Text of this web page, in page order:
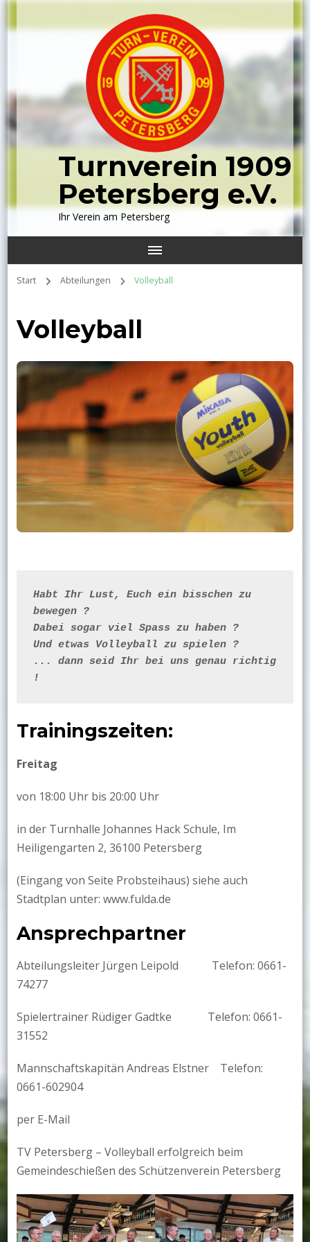
Turnverein 1909
Petersberg e.V.
Ihr Verein am Petersberg
Start Abteilungen Volleyball
Volleyball
Habt Ihr Lust, Euch ein bisschen zu
bewegen ?
Dabei sogar viel Spass zu haben ?
Und etwas Volleyball zu spielen ?
... dann seid Ihr bei uns genau richtig
!
Trainingszeiten:
Freitag
von 18:00 Uhr bis 20:00 Uhr
in der Turnhalle Johannes Hack Schule, Im
Heiligengarten 2, 36100 Petersberg
(Eingang von Seite Probsteihaus) siehe auch
Stadtplan unter: www.fulda.de
Ansprechpartner
Abteilungsleiter Jürgen Leipold Telefon: 0661-
74277
Spielertrainer Rüdiger Gadtke Telefon: 0661-
31552
Mannschaftskapitän Andreas Elstner Telefon:
0661-602904
per E-Mail
TV Petersberg – Volleyball erfolgreich beim
Gemeindeschießen des Schützenverein Petersberg